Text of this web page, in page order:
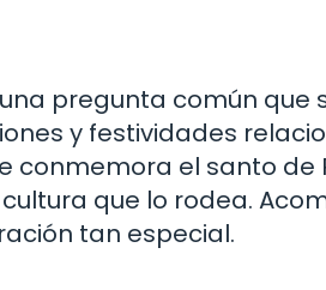
pregunta común que
y festividades
conmemora el santo de
que lo rodea.
tan especial.